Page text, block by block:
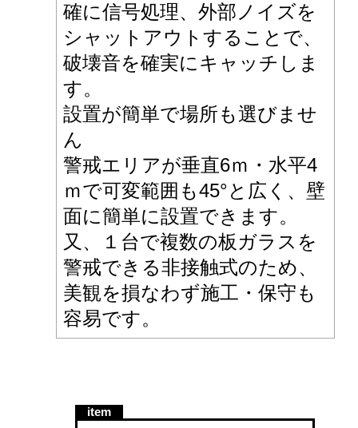
確に信号処理、外部ノイズを
シャットアウトすることで、
破壊音を確実にキャッチしま
す。
設置が簡単で場所も選びませ
ん
警戒エリアが垂直6ｍ・水平4
ｍで可変範囲も45°と広く、壁
面に簡単に設置できます。
又、１台で複数の板ガラスを
警戒できる非接触式のため、
美観を損なわず施工・保守も
容易です。